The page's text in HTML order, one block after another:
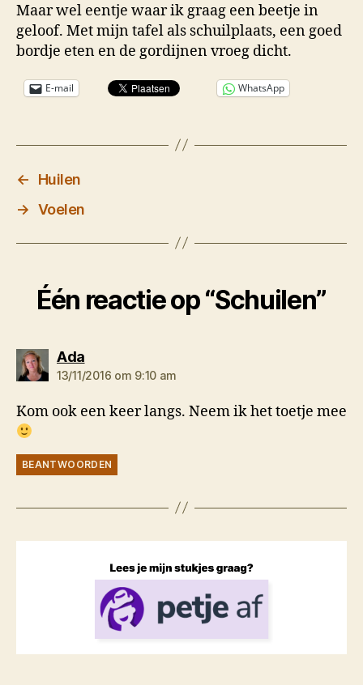
Maar wel eentje waar ik graag een beetje in
geloof. Met mijn tafel als schuilplaats, een goed
bordje eten en de gordijnen vroeg dicht.
E-mail WhatsApp
←
Huilen
→ Voelen
Één reactie op “Schuilen”
Adazegt:
13/11/2016 om 9:10 am
Kom ook een keer langs. Neem ik het toetje mee
BEANTWOORDEN